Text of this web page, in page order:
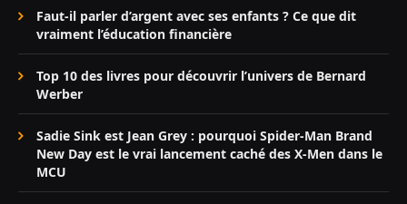
Faut-il parler d’argent avec ses enfants ? Ce que dit
vraiment l’éducation financière
Top 10 des livres pour découvrir l’univers de Bernard
Werber
Sadie Sink est Jean Grey : pourquoi Spider-Man Brand
New Day est le vrai lancement caché des X-Men dans le
MCU